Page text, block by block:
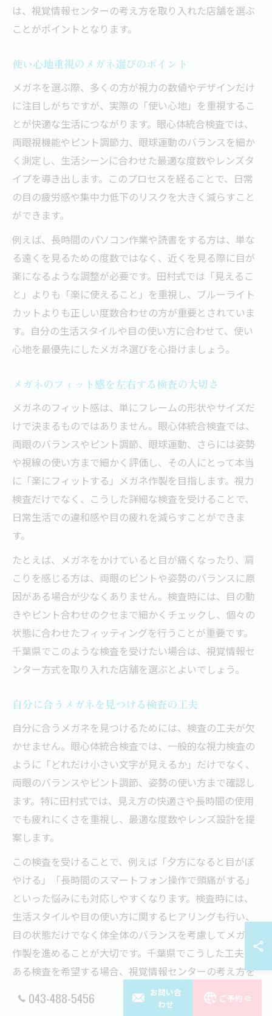
は、視覚情報センターの考え方を取り入れた店舗を選ぶ
ことがポイントとなります。
使い心地重視のメガネ選びのポイント
メガネを選ぶ際、多くの方が視力の数値やデザインだけ
に注目しがちですが、実際の「使い心地」を重視するこ
とが快適な生活につながります。眼心体統合検査では、
両眼視機能やピント調節力、眼球運動のバランスを細か
く測定し、生活シーンに合わせた最適な度数やレンズタ
イプを導き出します。このプロセスを経ることで、日常
の目の疲労感や集中力低下のリスクを大きく減らすこと
ができます。
例えば、長時間のパソコン作業や読書をする方は、単な
る遠くを見るための度数ではなく、近くを見る際に目が
楽になるような調整が必要です。田村式では「見えるこ
と」よりも「楽に使えること」を重視し、ブルーライト
カットよりも正しい度数合わせの方が重要とされていま
す。自分の生活スタイルや目の使い方に合わせて、使い
心地を最優先にしたメガネ選びを心掛けましょう。
メガネのフィット感を左右する検査の大切さ
メガネのフィット感は、単にフレームの形状やサイズだ
けで決まるものではありません。眼心体統合検査では、
両眼のバランスやピント調節、眼球運動、さらには姿勢
や視線の使い方まで細かく評価し、その人にとって本当
に「楽にフィットする」メガネ作製を目指します。視力
検査だけでなく、こうした詳細な検査を受けることで、
日常生活での違和感や目の疲れを減らすことができま
す。
たとえば、メガネをかけていると目が痛くなったり、肩
こりを感じる方は、両眼のピントや姿勢のバランスに原
因がある場合が少なくありません。検査時には、目の動
きやピント合わせのクセまで細かくチェックし、個々の
状態に合わせたフィッティングを行うことが重要です。
千葉県でこのような検査を受けたい場合は、視覚情報セ
ンター方式を取り入れた店舗を選ぶとよいでしょう。
自分に合うメガネを見つける検査の工夫
自分に合うメガネを見つけるためには、検査の工夫が欠
かせません。眼心体統合検査では、一般的な視力検査の
ように「どれだけ小さい文字が見えるか」だけでなく、
両眼のバランスやピント調節、姿勢の使い方まで確認し
ます。特に田村式では、見え方の快適さや長時間の使用
でも疲れにくさを重視し、最適な度数やレンズ設計を提
案します。
この検査を受けることで、例えば「夕方になると目がぼ
やける」「長時間のスマートフォン操作で頭痛がする」
といった悩みにも対応しやすくなります。検査時には、
生活スタイルや目の使い方に関するヒアリングも行い、
目の状態だけでなく体全体のバランスを考慮してメガネ
作製を進めることが大切です。千葉県でこうした工夫の
ある検査を希望する場合、視覚情報センターの考え方を
取り入れた店舗が選択肢となります。
043-488-5456
お問い合
わせ
ご予約